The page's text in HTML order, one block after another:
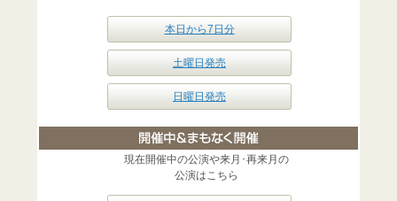
本日から7日分
土曜日発売
日曜日発売
現在開催中の公演や来月･再来月の
公演はこちら